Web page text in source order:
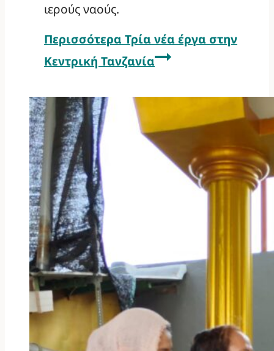
ιερούς ναούς.
Περισσότερα Τρία νέα έργα στην
Κεντρική Τανζανία